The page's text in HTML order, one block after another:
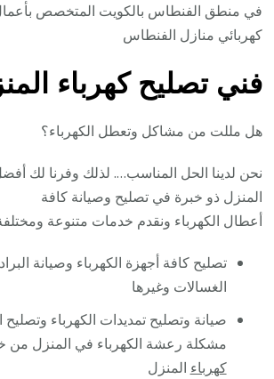
في منطق الفنطاس بالكويت المتخصص بأعمال
كهربائي منازل الفنطاس
فني تصليح كهرباء
هل مللت من مشاكل وتعطل الكهرباء؟
نحن لدينا الحل المناسب…. لذلك وفرنا لك
المنزل ذو خبرة في تصليح وصيانة كافة
أعطال الكهرباء ونقدم خدمات متنوعة
تصليح كافة أجهزة الكهرباء وصيانة
الغسالات وغيرها
صيانة وتصليح تمديدات الكهرباء وتصليح
مشكلة رعشة الكهرباء في المنزل من
كهرباء المنزل